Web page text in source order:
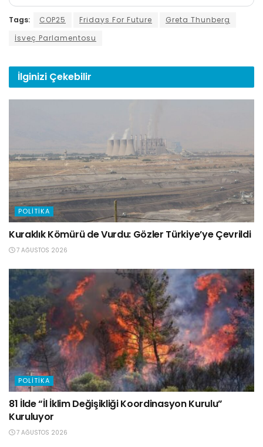
Tags: COP25 Fridays For Future
Greta Thunberg
İsveç Parlamentosu
İlginizi Çekebilir
POLITIKA
Kuraklık Kömürü de Vurdu: Gözler Türkiye’ye Çevrildi
7 AĞUSTOS 2026
POLITIKA
81 İlde “İl İklim Değişikliği Koordinasyon Kurulu”
Kuruluyor
7 AĞUSTOS 2026